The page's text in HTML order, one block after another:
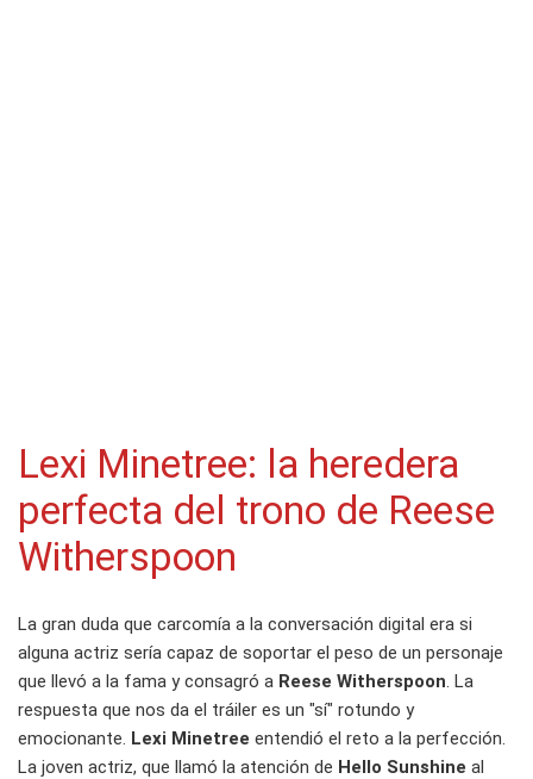
Lexi Minetree: la heredera
perfecta del trono de Reese
Witherspoon
La gran duda que carcomía a la conversación digital era si
alguna actriz sería capaz de soportar el peso de un personaje
que llevó a la fama y consagró a Reese Witherspoon . La
respuesta que nos da el tráiler es un "sí" rotundo y
emocionante. Lexi Minetree entendió el reto a la perfección.
La joven actriz, que llamó la atención de Hello Sunshine al